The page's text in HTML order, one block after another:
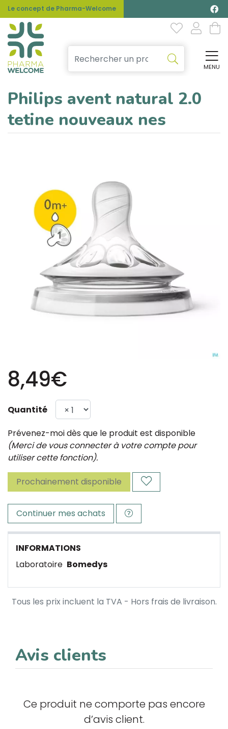
Le concept de Pharma-Welcome
MENU
Philips avent natural 2.0
tetine nouveaux nes
8,49€
Quantité
Prévenez-moi dès que le produit est disponible
(Merci de vous connecter à votre compte pour
utiliser cette fonction).
Prochainement disponible
Continuer mes achats
INFORMATIONS
Laboratoire Bomedys
Tous les prix incluent la TVA - Hors frais de livraison.
Avis clients
Ce produit ne comporte pas encore
d’avis client.